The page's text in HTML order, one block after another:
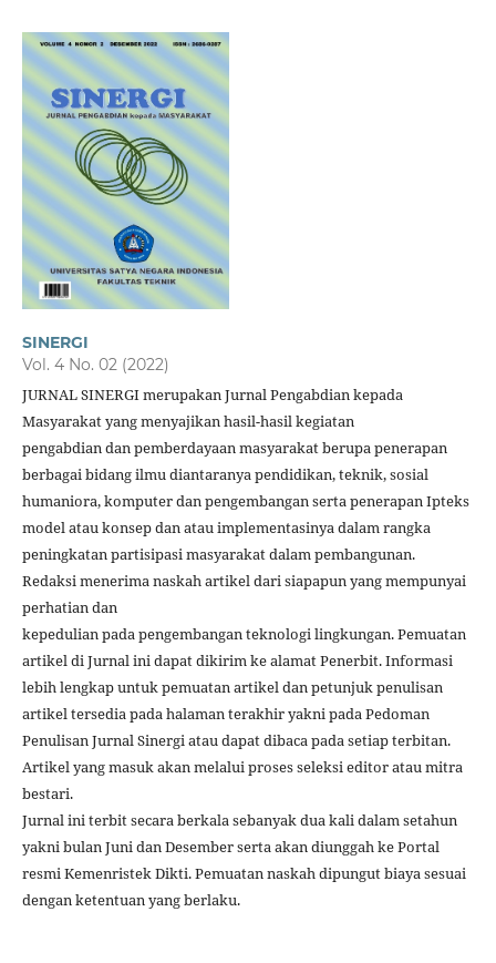
SINERGI
Vol. 4 No. 02 (2022)
JURNAL SINERGI merupakan Jurnal Pengabdian kepada
Masyarakat yang menyajikan hasil-hasil kegiatan
pengabdian dan pemberdayaan masyarakat berupa penerapan
berbagai bidang ilmu diantaranya pendidikan, teknik, sosial
humaniora, komputer dan pengembangan serta penerapan Ipteks
model atau konsep dan atau implementasinya dalam rangka
peningkatan partisipasi masyarakat dalam pembangunan.
Redaksi menerima naskah artikel dari siapapun yang mempunyai
perhatian dan
kepedulian pada pengembangan teknologi lingkungan. Pemuatan
artikel di Jurnal ini dapat dikirim ke alamat Penerbit. Informasi
lebih lengkap untuk pemuatan artikel dan petunjuk penulisan
artikel tersedia pada halaman terakhir yakni pada Pedoman
Penulisan Jurnal Sinergi atau dapat dibaca pada setiap terbitan.
Artikel yang masuk akan melalui proses seleksi editor atau mitra
bestari.
Jurnal ini terbit secara berkala sebanyak dua kali dalam setahun
yakni bulan Juni dan Desember serta akan diunggah ke Portal
resmi Kemenristek Dikti. Pemuatan naskah dipungut biaya sesuai
dengan ketentuan yang berlaku.